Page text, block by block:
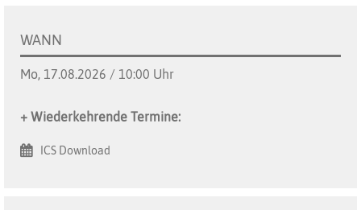
WANN
Mo, 17.08.2026 / 10:00 Uhr
+ Wiederkehrende Termine:
ICS Download